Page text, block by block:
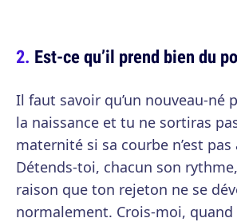
Est-ce qu’il prend bien du
Il faut savoir qu’un nouveau-né
la naissance et tu ne sortiras
maternité si sa courbe n’est pas
Détends-toi, chacun son
raison que ton rejeton ne se
normalement. Crois-moi,